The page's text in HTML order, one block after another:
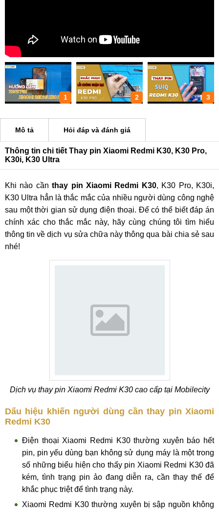
1 2 3
Mô tả Hỏi đáp và đánh giá
Thông tin chi tiết Thay pin Xiaomi Redmi K30, K30 Pro,
K30i, K30 Ultra
Khi nào cầnthay pin Xiaomi Redmi K30, K30 Pro, K30i,
K30 Ultra hẳn là thắc mắc của nhiều người dùng công nghệ
sau một thời gian sử dụng điện thoại. Để có thể biết đáp án
chính xác cho thắc mắc này, hãy cùng chúng tôi tìm hiểu
thông tin về dịch vụ sửa chữa này thông qua bài chia sẻ sau
nhé!
Dịch vụ thay pin Xiaomi Redmi K30 cao cấp tại Mobilecity
Dấu hiệu khiến người dùng cần thay pin Xiaomi
Redmi K30
Điện thoại Xiaomi Redmi K30 thường xuyên báo hết
pin, pin yếu dùng bạn không sử dụng máy là một trong
số những biểu hiện cho thấy pin Xiaomi Redmi K30 đã
kém, tình trạng pin ảo đang diễn ra, cần thay thế để
khắc phục triệt để tình trạng này.
Xiaomi Redmi K30 thường xuyên bị sập nguồn không